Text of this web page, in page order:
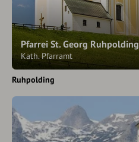
Pfarrei St. Georg Ruhpolding
Kath. Pfarramt
Ruhpolding